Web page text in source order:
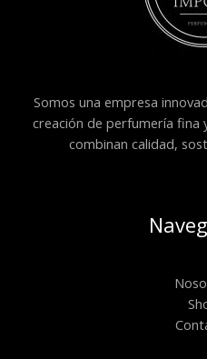
Somos una empresa
creación de perfumería fina
combinan calidad,